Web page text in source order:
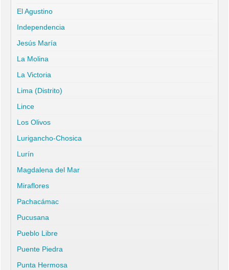
El Agustino
Independencia
Jesús María
La Molina
La Victoria
Lima (Distrito)
Lince
Los Olivos
Lurigancho-Chosica
Lurín
Magdalena del Mar
Miraflores
Pachacámac
Pucusana
Pueblo Libre
Puente Piedra
Punta Hermosa